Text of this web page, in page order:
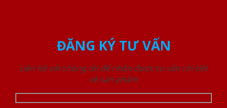
ĐĂNG KÝ TƯ VẤN
Liên hệ với chúng tôi để nhận được tư vấn chi tiết
về sản phẩm